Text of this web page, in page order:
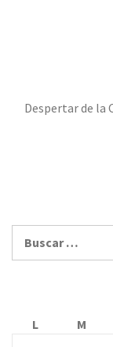
Despertar de la
L
M